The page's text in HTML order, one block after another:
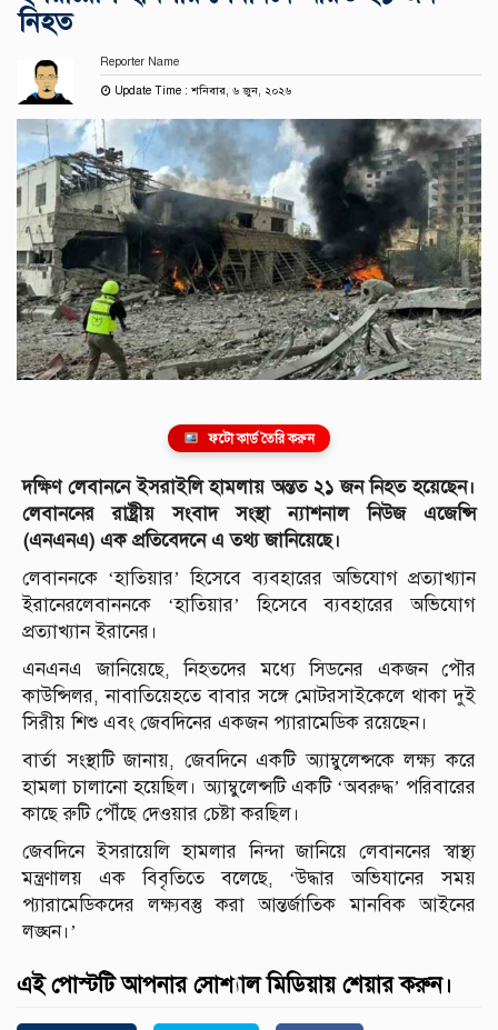
নিহত
Reporter Name
Update Time : শনিবার, ৬ জুন, ২০২৬
ফটো কার্ড তৈরি করুন
দক্ষিণ লেবাননে ইসরাইলি হামলায় অন্তত ২১ জন নিহত হয়েছেন।
লেবাননের রাষ্ট্রীয় সংবাদ সংস্থা ন্যাশনাল নিউজ এজেন্সি
(এনএনএ) এক প্রতিবেদনে এ তথ্য জানিয়েছে।
লেবাননকে ‘হাতিয়ার’ হিসেবে ব্যবহারের অভিযোগ প্রত্যাখ্যান
ইরানেরলেবাননকে ‘হাতিয়ার’ হিসেবে ব্যবহারের অভিযোগ
প্রত্যাখ্যান ইরানের।
এনএনএ জানিয়েছে, নিহতদের মধ্যে সিডনের একজন পৌর
কাউন্সিলর, নাবাতিয়েহতে বাবার সঙ্গে মোটরসাইকেলে থাকা দুই
সিরীয় শিশু এবং জেবদিনের একজন প্যারামেডিক রয়েছেন।
বার্তা সংস্থাটি জানায়, জেবদিনে একটি অ্যাম্বুলেন্সকে লক্ষ্য করে
হামলা চালানো হয়েছিল। অ্যাম্বুলেন্সটি একটি ‘অবরুদ্ধ’ পরিবারের
কাছে রুটি পৌঁছে দেওয়ার চেষ্টা করছিল।
জেবদিনে ইসরায়েলি হামলার নিন্দা জানিয়ে লেবাননের স্বাস্থ্য
মন্ত্রণালয় এক বিবৃতিতে বলেছে, ‘উদ্ধার অভিযানের সময়
প্যারামেডিকদের লক্ষ্যবস্তু করা আন্তর্জাতিক মানবিক আইনের
লঙ্ঘন।’
এই পোস্টটি আপনার সোশ্যাল মিডিয়ায় শেয়ার করুন।